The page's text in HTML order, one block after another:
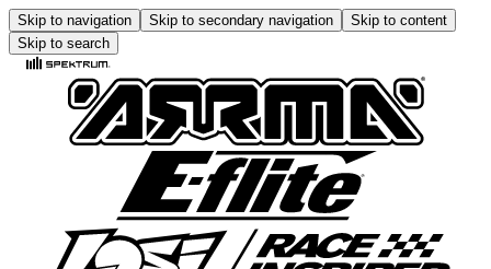
Skip to navigation Skip to secondary navigation
Skip to content
Skip to search